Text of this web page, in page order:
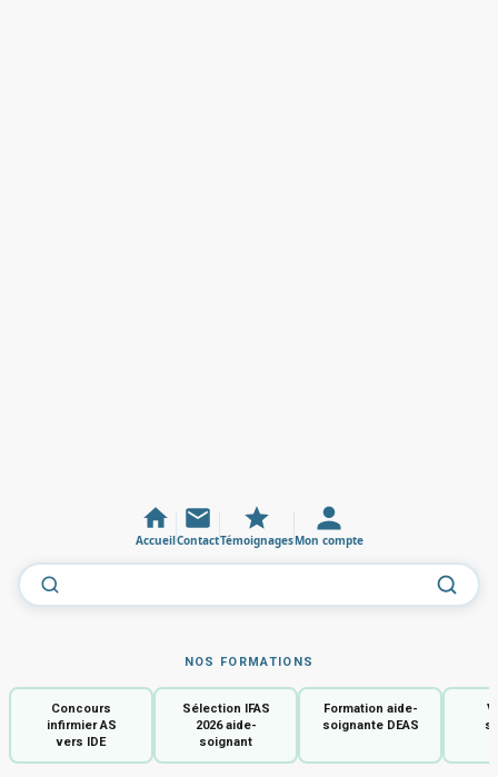
AccueilContactTémoignagesMon compte
NOS FORMATIONS
Concours
infirmier AS
vers IDE
Sélection IFAS
2026 aide-
soignant
Formation aide-
soignante DEAS